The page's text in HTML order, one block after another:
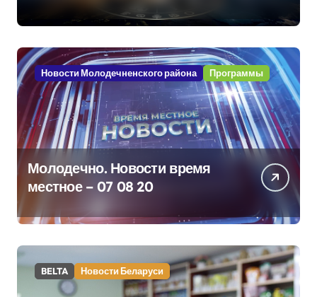
Новости Молодечненского района Программы
Молодечно. Новости время
местное – 07 08 20
BELTA Новости Беларуси